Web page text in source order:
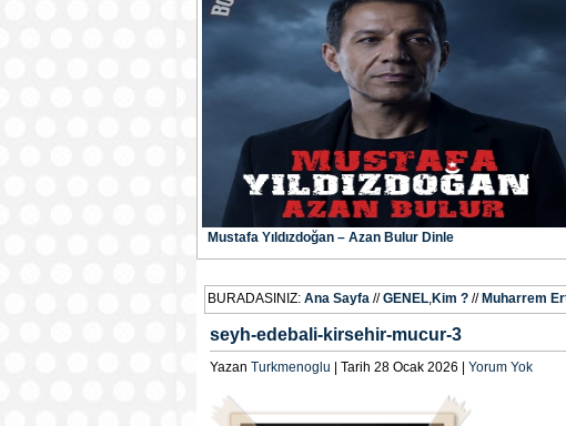
Mustafa Yıldızdoğan – Azan Bulur Dinle
BURADASINIZ:Ana Sayfa //GENEL,Kim ?// Muharrem
seyh-edebali-kirsehir-mucur-3
Yazan Turkmenoglu | Tarih 28 Ocak 2026 | Yorum Yok